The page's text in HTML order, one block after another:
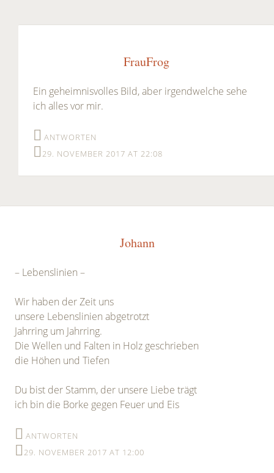
FrauFrog
Ein geheimnisvolles Bild, aber irgendwelche sehe
ich alles vor mir.
ANTWORTEN
29. NOVEMBER 2017 AT 22:08
Johann
– Lebenslinien –
Wir haben der Zeit uns
unsere Lebenslinien abgetrotzt
Jahrring um Jahrring.
Die Wellen und Falten in Holz geschrieben
die Höhen und Tiefen
Du bist der Stamm, der unsere Liebe trägt
ich bin die Borke gegen Feuer und Eis
ANTWORTEN
29. NOVEMBER 2017 AT 12:00